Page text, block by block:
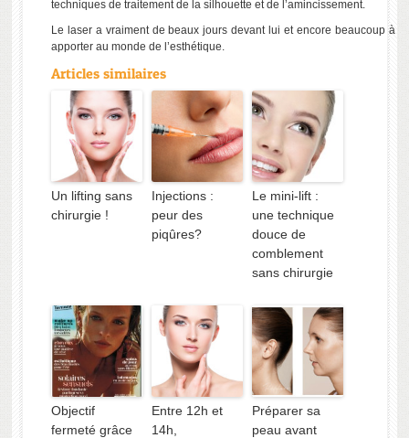
techniques de traitement de la silhouette et de l’amincissement.
Le laser a vraiment de beaux jours devant lui et encore beaucoup à
apporter au monde de l’esthétique.
Articles similaires
Un lifting sans
chirurgie !
Injections :
peur des
piqûres?
Le mini-lift :
une technique
douce de
comblement
sans chirurgie
Objectif
fermeté grâce
Entre 12h et
14h,
Préparer sa
peau avant